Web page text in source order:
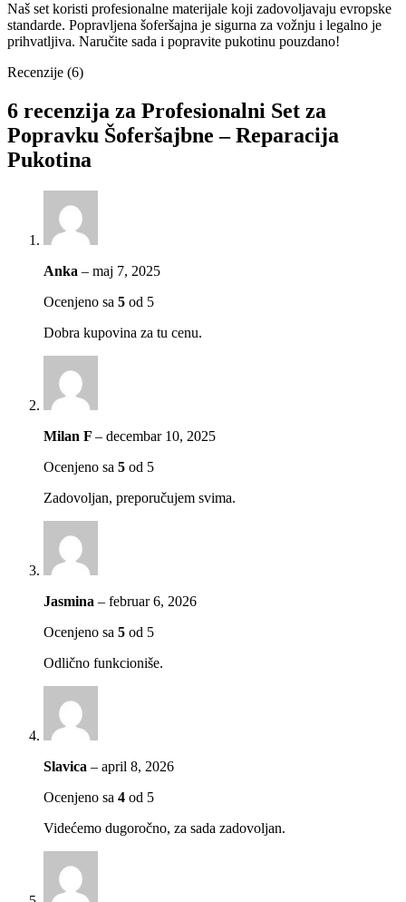
Naš set koristi profesionalne materijale koji zadovoljavaju evropske
standarde. Popravljena šoferšajna je sigurna za vožnju i legalno je
prihvatljiva. Naručite sada i popravite pukotinu pouzdano!
Recenzije (6)
6 recenzija za Profesionalni Set za
Popravku Šoferšajbne – Reparacija
Pukotina
Anka – maj 7, 2025
Ocenjeno sa 5 od 5
Dobra kupovina za tu cenu.
Milan F – decembar 10, 2025
Ocenjeno sa 5 od 5
Zadovoljan, preporučujem svima.
Jasmina – februar 6, 2026
Ocenjeno sa 5 od 5
Odlično funkcioniše.
Slavica – april 8, 2026
Ocenjeno sa 4 od 5
Videćemo dugoročno, za sada zadovoljan.